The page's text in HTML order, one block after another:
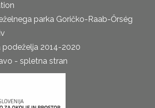
parka Goričko-Raab-Őrség
podeželja 2014-2020
- spletna stran